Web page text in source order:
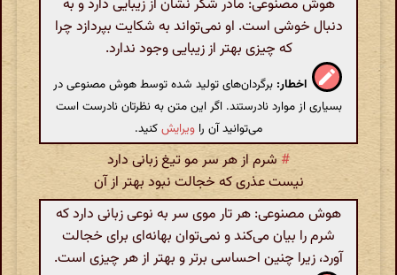
هوش مصنوعی: مادر شکر نشان از زیبایی دارد و به
دنبال خوشی است. او نمی‌تواند به شکایت بپردازد چرا
که چیزی بهتر از زیبایی وجود ندارد.
اخطار: برگردان‌های تولید شده توسط هوش مصنوعی در
بسیاری از موارد نادرستند. اگر این متن به نظرتان نادرست است
می‌توانید آن را ویرایشکنید.
#شرم از هر سر مو تیغ زبانی دارد
نیست عذری که خجالت نبود بهتر از آن
هوش مصنوعی: هر تار موی سر به نوعی زبانی دارد که
شرم را بیان می‌کند و نمی‌توان بهانه‌ای برای خجالت
آورد، زیرا چنین احساسی برتر و بهتر از هر چیزی است.